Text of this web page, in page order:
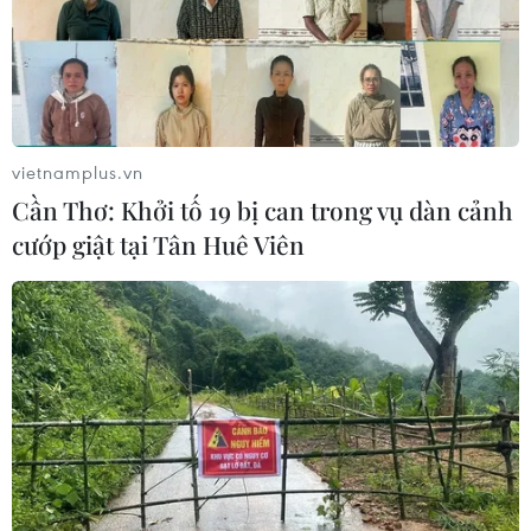
Mỹ hoàn trả khoảng 100 tỷ USD thuế
quan sau phán quyết của Tòa án Tối
cao
05/08/2026 22:58
Tổng Bí thư, Chủ tịch nước tiếp Tư
lệnh Bộ Chỉ huy Thái Bình Dương
Hoa Kỳ
05/08/2026 12:29
Mỹ truy tố đối tượng bị bắt tại sân
golf của Tổng thống Trump
05/08/2026 06:57
vietnamplus.vn
Cần Thơ: Khởi tố 19 bị can trong vụ dàn cảnh
cướp giật tại Tân Huê Viên